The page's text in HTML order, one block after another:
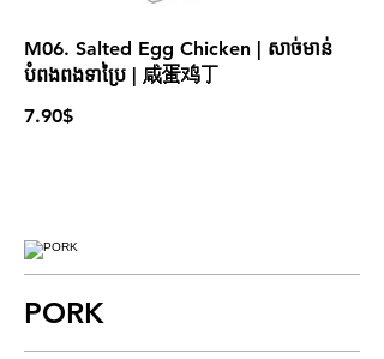
M06. Salted Egg Chicken | សាច់មាន់
បំពងពងទាប្រៃ | 咸蛋鸡丁
7.90$
PORK